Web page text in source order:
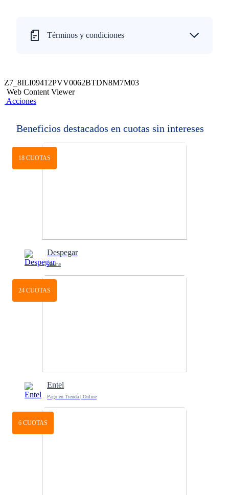
Términos y condiciones
Z7_8ILI09412PVV0062BTDN8M7M03
Web Content Viewer
Acciones
Beneficios destacados en cuotas sin intereses
18 CUOTAS
Despegar
Online
24 CUOTAS
Entel
Pago en Tienda | Online
6 CUOTAS